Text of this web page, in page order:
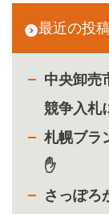
最近の投
中央卸売
競争入札
札幌ブラ
✋
さっぽろ